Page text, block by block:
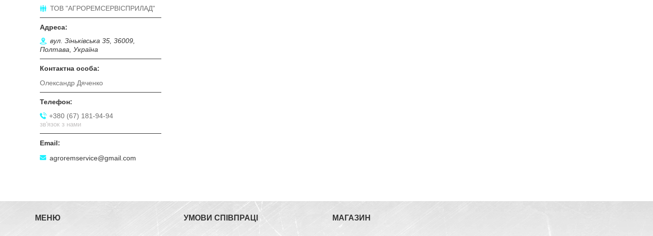
ТОВ "АГРОРЕМСЕРВІСПРИЛАД"
вул. Зіньківська 35, 36009,
Полтава, Україна
Олександр Дяченко
+380 (67) 181-94-94
зв'язок з нами
agroremservice@gmail.com
МЕНЮ УМОВИ СПІВПРАЦІ МАГАЗИН